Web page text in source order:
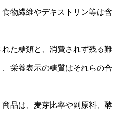
物繊維やデキストリン等は含
た糖類と、消費されず残る難
栄養表示の糖質はそれらの合
品は、麦芽比率や副原料、酵